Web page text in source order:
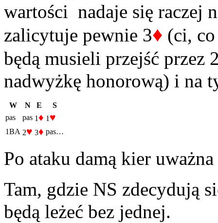
wartości nadaje się raczej
zalicytuje pewnie 3♦ (ci,
będą musieli przejść przez
nadwyżkę honorową) i na
W N E
S
pas
pas 1♦ 1 ♥
1BA 2♥ 3♦ pas…
Po ataku damą kier
Tam, gdzie NS zdecydują
będą leżeć bez jednej.